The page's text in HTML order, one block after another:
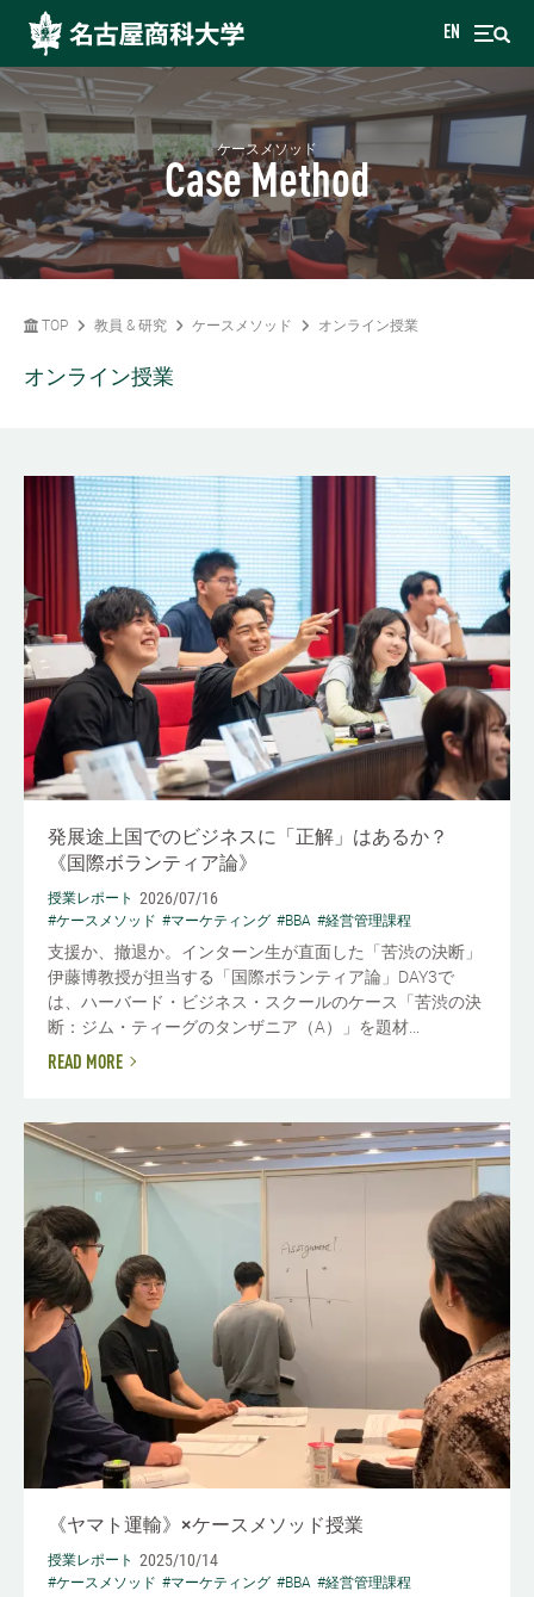
EN
ケースメソッド
Case Method
TOP 教員 & 研究 ケースメソッド オンライン授業
オンライン授業
発展途上国でのビジネスに「正解」はあるか？
《国際ボランティア論》
授業レポート 2026/07/16
#ケースメソッド #マーケティング #BBA #経営管理課程
支援か、撤退か。インターン生が直面した「苦渋の決断」
伊藤博教授が担当する「国際ボランティア論」DAY3で
は、ハーバード・ビジネス・スクールのケース「苦渋の決
断：ジム・ティーグのタンザニア（A）」を題材...
READ MORE
《ヤマト運輸》×ケースメソッド授業
授業レポート 2025/10/14
#ケースメソッド #マーケティング #BBA #経営管理課程